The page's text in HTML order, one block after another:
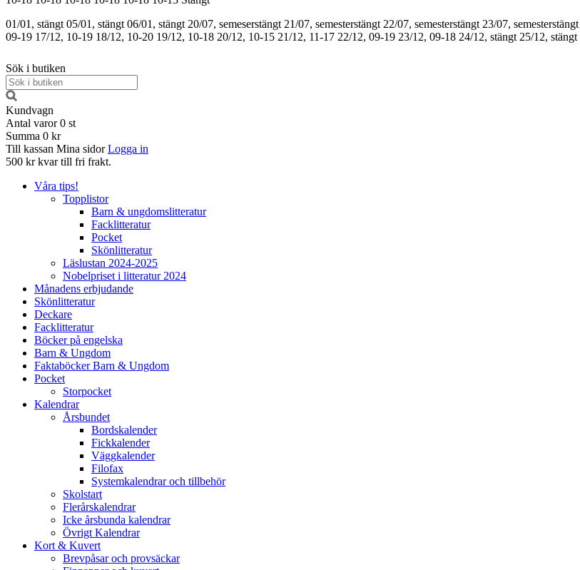
01/01, stängt 05/01, stängt 06/01, stängt 20/07, semeserstängt 21/07, semesterstängt 22/07, semesterstängt 23/07, semesterstängt
09-19 17/12, 10-19 18/12, 10-20 19/12, 10-18 20/12, 10-15 21/12, 11-17 22/12, 09-19 23/12, 09-18 24/12, stängt 25/12, stängt
Sök i butiken
Kundvagn
Antal varor 0 st
Summa 0 kr
Till kassan Mina sidor Logga in
500 kr kvar till fri frakt.
Våra tips!
Topplistor
Barn & ungdomslitteratur
Facklitteratur
Pocket
Skönlitteratur
Läslustan 2024-2025
Nobelpriset i litteratur 2024
Månadens erbjudande
Skönlitteratur
Deckare
Facklitteratur
Böcker på engelska
Barn & Ungdom
Faktaböcker Barn & Ungdom
Pocket
Storpocket
Kalendrar
Årsbundet
Bordskalender
Fickkalender
Väggkalender
Filofax
Systemkalendrar och tillbehör
Skolstart
Flerårskalendrar
Icke årsbunda kalendrar
Övrigt Kalendrar
Kort & Kuvert
Brevpåsar och provsäckar